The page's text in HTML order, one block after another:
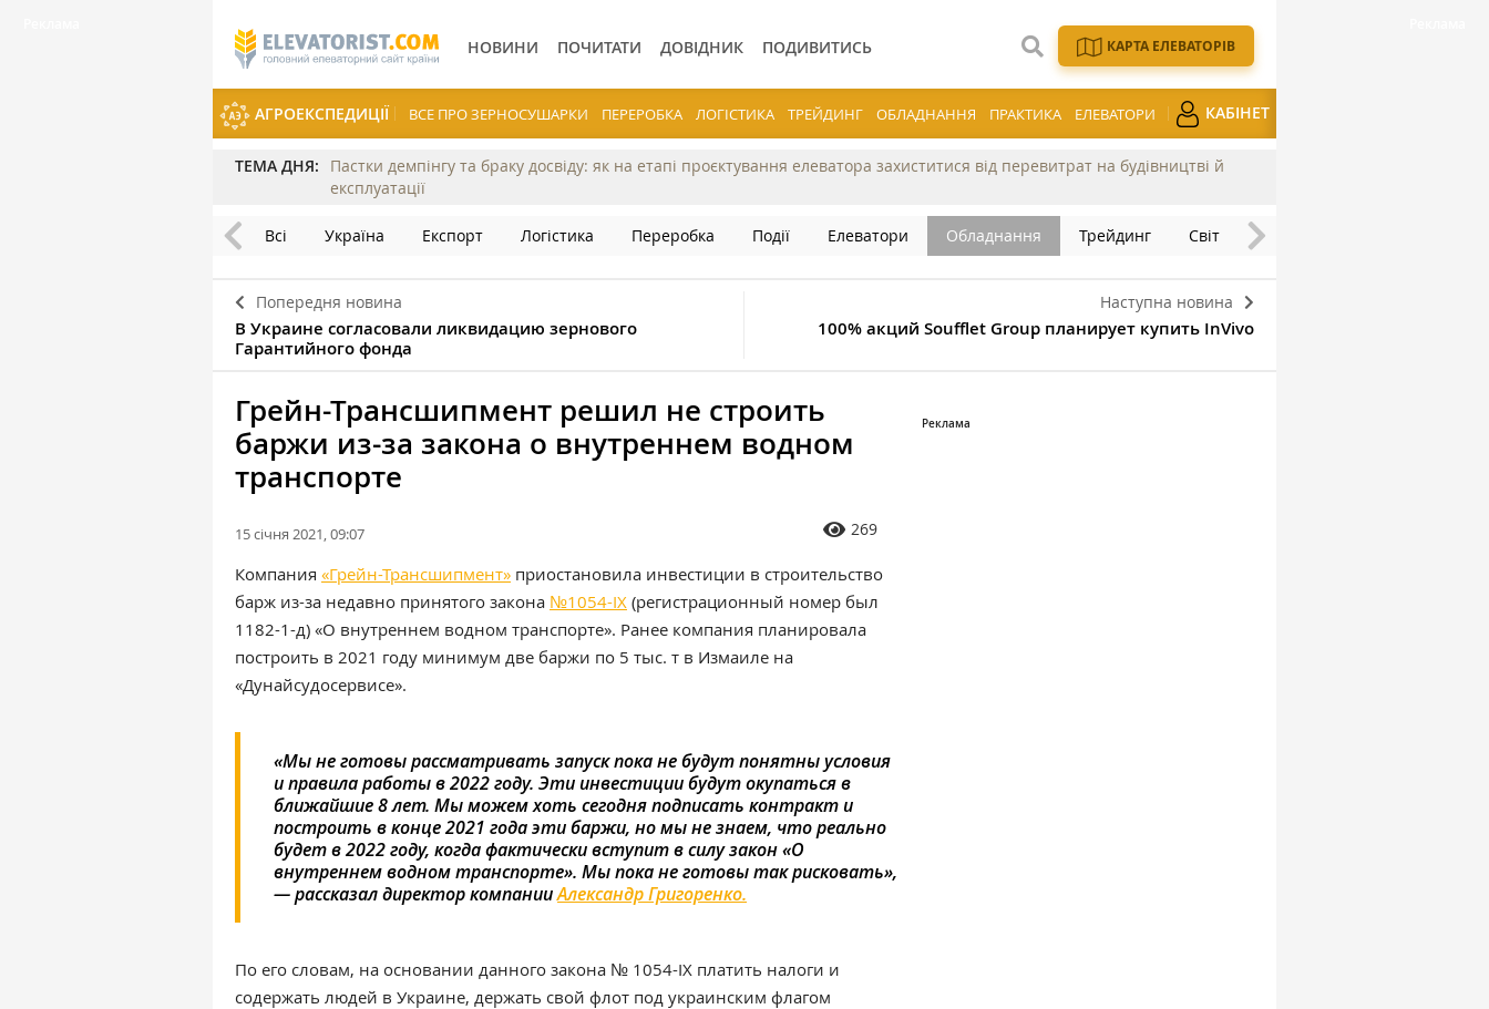
НОВИНИ ПОЧИТАТИ ДОВІДНИК ПОДИВИТИСЬ КАРТА ЕЛЕВАТОРІВ
АГРОЕКСПЕДИЦІЇ ВСЕ ПРО ЗЕРНОСУШАРКИ ПЕРЕРОБКА ЛОГІСТИКА ТРЕЙДИНГ ОБЛАДНАННЯ ПРАКТИКА ЕЛЕВАТОРИ КАБІНЕТ
ТЕМА ДНЯ:
Пастки демпінгу та браку досвіду: як на етапі проєктування елеватора захиститися від перевитрат на будівництві й
експлуатації
Всі Україна Експорт Логістика Переробка Події Елеватори Обладнання Трейдинг Світ
Попередня новина
В Украине согласовали ликвидацию зернового
Гарантийного фонда
Наступна новина
100% акций Soufflet Group планирует купить InVivo
Грейн-Трансшипмент решил не строить
баржи из-за закона о внутреннем водном
транспорте
15 січня 2021, 09:07 269
Компания «Грейн-Трансшипмент» приостановила инвестиции в строительство
барж из-за недавно принятого закона №1054-ІХ (регистрационный номер был
1182-1-д) «О внутреннем водном транспорте». Ранее компания планировала
построить в 2021 году минимум две баржи по 5 тыс. т в Измаиле на
«Дунайсудосервисе».
«Мы не готовы рассматривать запуск пока не будут понятны условия
и правила работы в 2022 году. Эти инвестиции будут окупаться в
ближайшие 8 лет. Мы можем хоть сегодня подписать контракт и
построить в конце 2021 года эти баржи, но мы не знаем, что реально
будет в 2022 году, когда фактически вступит в силу закон «О
внутреннем водном транспорте». Мы пока не готовы так рисковать»,
— рассказал директор компанииАлександр Григоренко.
По его словам, на основании данного закона № 1054-ІХ платить налоги и
содержать людей в Украине, держать свой флот под украинским флагом